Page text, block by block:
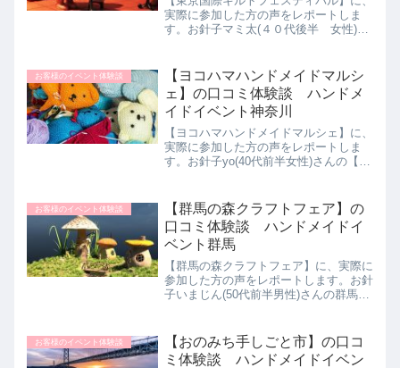
実際に参加した方の声をレポートしま
す。お針子マミ太(４０代後半 女性)さ
ていた時に先生からチケットを貰ったの
が切っ掛けです。その当時...
お客様のイベント体験談
【ヨコハマハンドメイドマルシ
ェ】の口コミ体験談 ハンドメ
イドイベント神奈川
【ヨコハマハンドメイドマルシェ】に、
実際に参加した方の声をレポートしま
す。お針子yo(40代前半女性)さんの【ヨ
も、するのも大好きなのに、今までイベ
ントに行ったことがなく...
お客様のイベント体験談
【群馬の森クラフトフェア】の
口コミ体験談 ハンドメイドイ
ベント群馬
【群馬の森クラフトフェア】に、実際に
参加した方の声をレポートします。お針
子いまじん(50代前半男性)さんの群馬の
宣伝しているのは知っていたのですが、
開催が土日なのでサービ...
お客様のイベント体験談
【おのみち手しごと市】の口コ
ミ体験談 ハンドメイドイベン